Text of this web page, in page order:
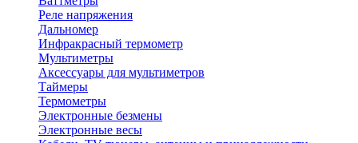
Реле напряжения
Дальномер
Инфракрасный термометр
Мультиметры
Аксессуары для мультиметров
Таймеры
Термометры
Электронные безмены
Электронные весы